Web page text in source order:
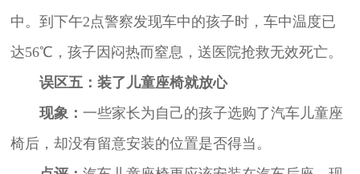
中。到下午2点警察发现车中的孩子时，车中温度已
达56℃，孩子因闷热而窒息，送医院抢救无效死亡。
误区五：装了儿童座椅就放心
现象： 一些家长为自己的孩子选购了汽车儿童座
椅后，却没有留意安装的位置是否得当。